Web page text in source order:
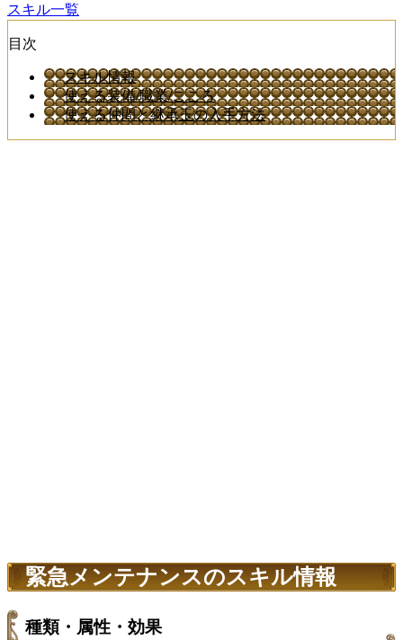
スキル一覧
目次
スキル情報
使える装備/職業/こころ
使える仲間と継承玉の入手方法
緊急メンテナンスのスキル情報
種類・属性・効果